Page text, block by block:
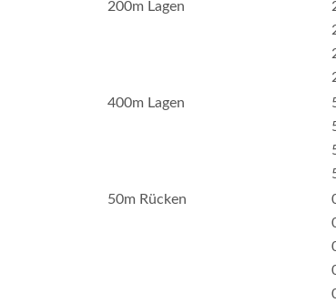
200m Lagen
400m Lagen
50m Rücken